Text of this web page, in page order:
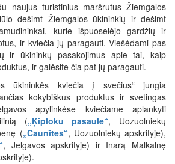
naujus turistinius maršrutus Žiemgalos
dešimt Žiemgalos ūkininkių ir dešimt
kurie išpuoselėjo gardžių ir
ir kviečia jų paragauti. Viešėdami pas
ir ūkininkų pasakojimus apie tai, kaip
ir galėsite čia pat jų paragauti.
ūkininkės kviečia į svečius“ jungia
kokybiškus produktus ir svetingas
apylinkėse kviečiame aplankyti
(„Ķiploku pasaule“, Uozuolniekų
(„Caunītes“, Uozuolniekų apskrityje),
, Jelgavos apskrityje) ir Inarą Malkalnę